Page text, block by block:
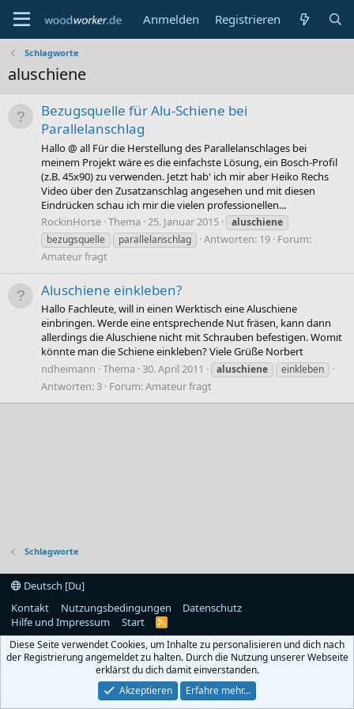
Anmelden Registrieren
Schlagworte
aluschiene
Bezugsquelle für Alu-Schiene bei
Parallelanschlag
Hallo @ all Für die Herstellung des Parallelanschlages bei
meinem Projekt wäre es die einfachste Lösung, ein Bosch-Profil
(z.B. 45x90) zu verwenden. Jetzt hab' ich mir aber Heiko Rechs
Video über den Zusatzanschlag angesehen und mit diesen
Eindrücken schau ich mir die vielen professionellen...
RockinHorse Thema 25. Januar 2015
aluschiene
bezugsquelle
parallelanschlag Antworten: 19 Forum:
Amateur fragt
Aluschiene einkleben?
Hallo Fachleute, will in einen Werktisch eine Aluschiene
einbringen. Werde eine entsprechende Nut fräsen, kann dann
allerdings die Aluschiene nicht mit Schrauben befestigen. Womit
könnte man die Schiene einkleben? Viele Grüße Norbert
ndheimann Thema 30. April 2011 aluschiene einkleben
Antworten: 3 Forum:Amateur fragt
Schlagworte
Deutsch [Du]
Kontakt
Nutzungsbedingungen
Datenschutz
Hilfe und Impressum
Start
R
S
Diese Seite verwendet Cookies, um Inhalte zu personalisieren und dich nach
der Registrierung angemeldet zu halten. Durch die Nutzung unserer Webseite
erklärst du dich damit einverstanden.
Akzeptieren
Erfahre mehr…